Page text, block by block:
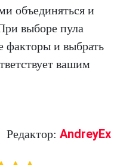
объединяться и
выборе пула
факторы и выбрать
вашим
Редактор: AndreyEx